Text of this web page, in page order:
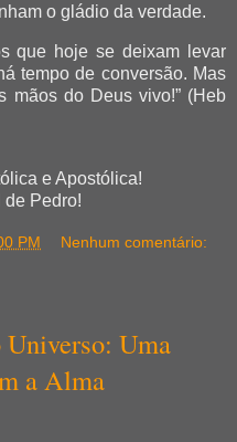
o gládio da verdade.
que hoje se deixam levar
tempo de conversão. Mas
mãos do Deus vivo!” (Heb
e Apostólica!
Pedro!
PM Nenhum comentário:
Uma
a Alma